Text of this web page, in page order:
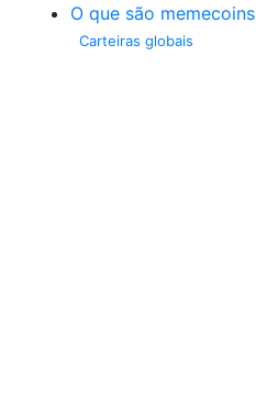
O que são memecoins
Carteiras globais